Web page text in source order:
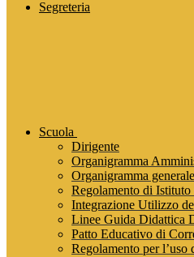
Segreteria
Scuola
Dirigente
Organigramma
Organigramma
Regolamento di Istituto
Integrazione Utilizzo
Linee Guida Didattica
Patto Educativo di
Regolamento per l’uso